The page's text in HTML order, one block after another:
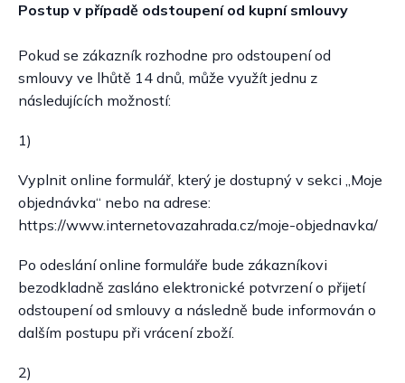
Postup v případě odstoupení od kupní smlouvy
Pokud se zákazník rozhodne pro odstoupení od
smlouvy ve lhůtě 14 dnů, může využít jednu z
následujících možností:
1)
Vyplnit online formulář, který je dostupný v sekci „Moje
objednávka“ nebo na adrese:
https://www.internetovazahrada.cz/moje-objednavka/
Po odeslání online formuláře bude zákazníkovi
bezodkladně zasláno elektronické potvrzení o přijetí
odstoupení od smlouvy a následně bude informován o
dalším postupu při vrácení zboží.
2)